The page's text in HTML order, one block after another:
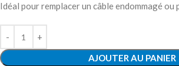
Idéal pour remplacer un câble endommagé
AJOUTER AU PANIER